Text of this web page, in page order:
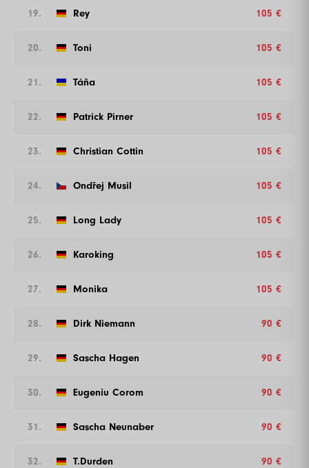
19. Rey 105 €
20. Toni 105 €
21. Táňa 105 €
22. Patrick Pirner 105 €
23. Christian Cottin 105 €
24. Ondřej Musil 105 €
25. Long Lady 105 €
26. Karoking 105 €
27. Monika 105 €
28. Dirk Niemann 90 €
29. Sascha Hagen 90 €
30. Eugeniu Corom 90 €
31. Sascha Neunaber 90 €
32. T.Durden 90 €